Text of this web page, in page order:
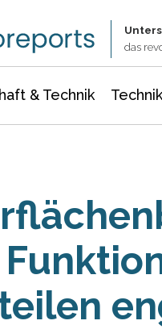
das
& Technik Technik